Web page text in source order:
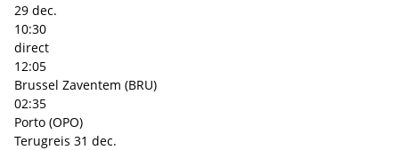
29 dec.
10:30
direct
12:05
Brussel Zaventem (BRU)
02:35
Porto (OPO)
Terugreis 31 dec.